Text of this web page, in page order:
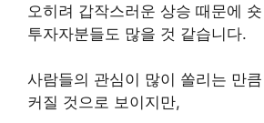
오히려 갑작스러운 상승 때문에
투자자분들도 많을 것 같습니다.
사람들의 관심이 많이 쏠리는 만
커질 것으로 보이지만,